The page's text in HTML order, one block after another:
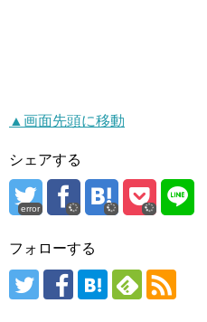
▲画面先頭に移動
シェアする
error
フォローする